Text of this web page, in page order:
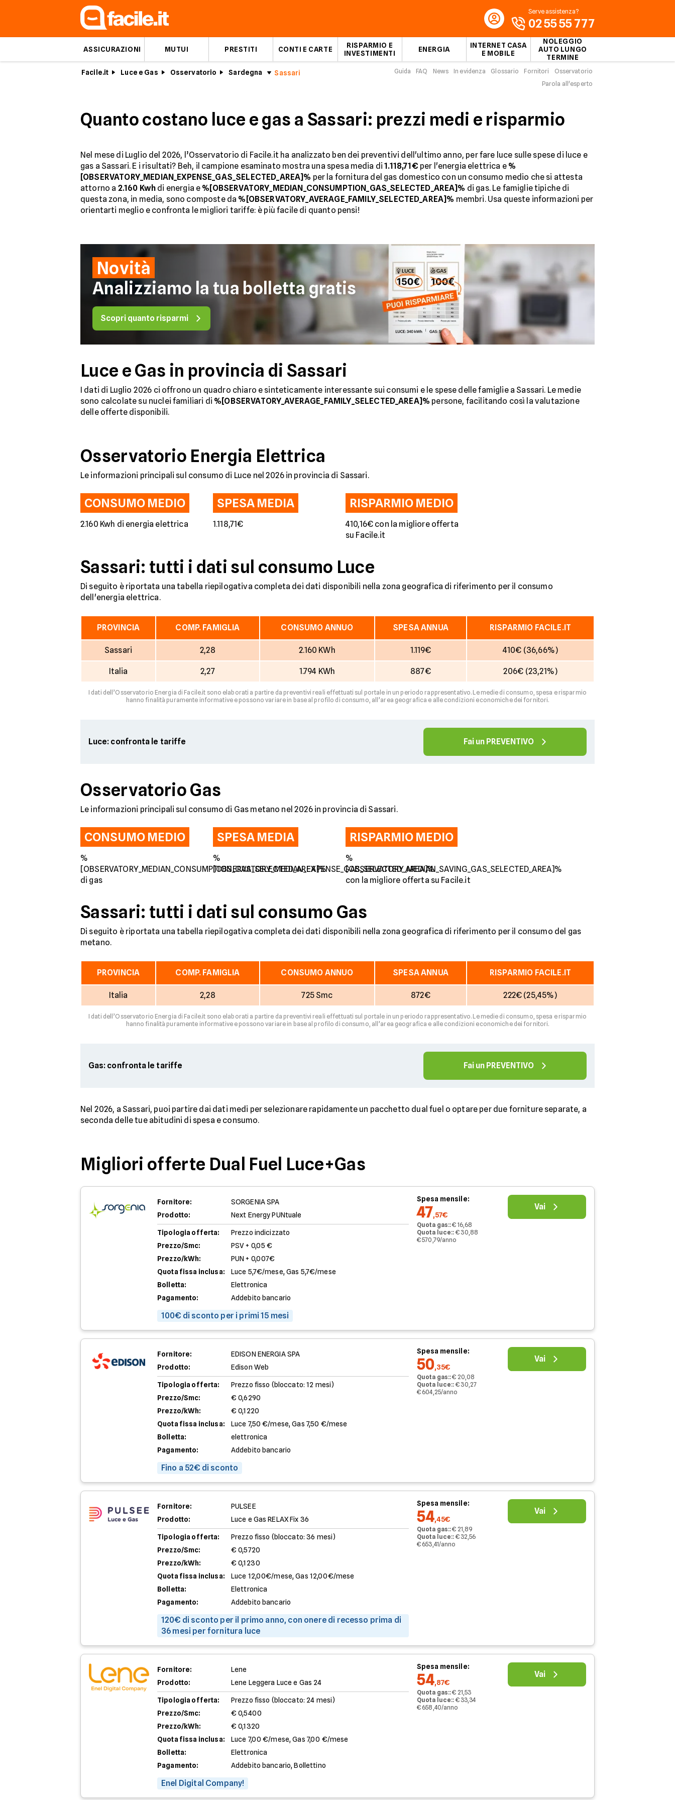
ASSICURAZIONI MUTUI PRESTITI CONTI E CARTE
RISPARMIO E
INVESTIMENTI
ENERGIA
INTERNET CASA
E MOBILE
NOLEGGIO
AUTO LUNGO
TERMINE
Serve assistenza?
02 55 55 777
Facile.it Luce e Gas Osservatorio Sardegna Sassari Guida FAQ News In evidenza Glossario Fornitori
Osservatorio
Parola all'esperto
Quanto costano luce e gas a Sassari: prezzi medi e risparmio
Nel mese di Luglio del 2026, l’Osservatorio di Facile.it ha analizzato ben dei preventivi dell'ultimo anno, per fare luce sulle spese di luce e
gas a Sassari. E i risultati? Beh, il campione esaminato mostra una spesa media di1.118,71€ per l'energia elettrica e %
[OBSERVATORY_MEDIAN_EXPENSE_GAS_SELECTED_AREA]% per la fornitura del gas domestico con un consumo medio che si attesta
attorno a 2.160 Kwh di energia e %[OBSERVATORY_MEDIAN_CONSUMPTION_GAS_SELECTED_AREA]% di gas. Le famiglie tipiche di
questa zona, in media, sono composte da %[OBSERVATORY_AVERAGE_FAMILY_SELECTED_AREA]% membri. Usa queste informazioni per
orientarti meglio e confronta le migliori tariffe: è più facile di quanto pensi!
Novità
Analizziamo la tua bolletta gratis
Scopri quanto risparmi
Luce e Gas in provincia di Sassari
I dati di Luglio 2026 ci offrono un quadro chiaro e sinteticamente interessante sui consumi e le spese delle famiglie a Sassari. Le medie
sono calcolate su nuclei familiari di %[OBSERVATORY_AVERAGE_FAMILY_SELECTED_AREA]% persone, facilitando così la valutazione
delle offerte disponibili.
Osservatorio Energia Elettrica
Le informazioni principali sul consumo di Luce nel 2026 in provincia di Sassari.
CONSUMO MEDIO
2.160 Kwh di energia elettrica
SPESA MEDIA
1.118,71€
RISPARMIO MEDIO
410,16€ con la migliore offerta
su Facile.it
Sassari: tutti i dati sul consumo Luce
Di seguito è riportata una tabella riepilogativa completa dei dati disponibili nella zona geografica di riferimento per il consumo
dell'energia elettrica.
PROVINCIA COMP. FAMIGLIA CONSUMO ANNUO SPESA ANNUA RISPARMIO FACILE.IT
Sassari 2,28 2.160 KWh 1.119€ 410€ (36,66%)
Italia 2,27 1.794 KWh 887€ 206€ (23,21%)
I dati dell’Osservatorio Energia di Facile.it sono elaborati a partire da preventivi reali effettuati sul portale in un periodo rappresentativo. Le medie di consumo, spesa e risparmio
hanno finalità puramente informative e possono variare in base al profilo di consumo, all’area geografica e alle condizioni economiche dei fornitori.
Luce: confronta le tariffe Fai un PREVENTIVO
Osservatorio Gas
Le informazioni principali sul consumo di Gas metano nel 2026 in provincia di Sassari.
CONSUMO MEDIO
%
[OBSERVATORY_MEDIAN_CONSUMPTION_GAS_SELECTED_AREA]%
di gas
SPESA MEDIA
%
[OBSERVATORY_MEDIAN_EXPENSE_GAS_SELECTED_AREA]%
RISPARMIO MEDIO
%
[OBSERVATORY_MEDIAN_SAVING_GAS_SELECTED_AREA]%
con la migliore offerta su Facile.it
Sassari: tutti i dati sul consumo Gas
Di seguito è riportata una tabella riepilogativa completa dei dati disponibili nella zona geografica di riferimento per il consumo del gas
metano.
PROVINCIA COMP. FAMIGLIA CONSUMO ANNUO SPESA ANNUA RISPARMIO FACILE.IT
Italia 2,28 725 Smc 872€ 222€ (25,45%)
I dati dell’Osservatorio Energia di Facile.it sono elaborati a partire da preventivi reali effettuati sul portale in un periodo rappresentativo. Le medie di consumo, spesa e risparmio
hanno finalità puramente informative e possono variare in base al profilo di consumo, all’area geografica e alle condizioni economiche dei fornitori.
Gas: confronta le tariffe Fai un PREVENTIVO
Nel 2026, a Sassari, puoi partire dai dati medi per selezionare rapidamente un pacchetto dual fuel o optare per due forniture separate, a
seconda delle tue abitudini di spesa e consumo.
Migliori offerte Dual Fuel Luce+Gas
Fornitore:
SORGENIA SPA
Prodotto:
Next Energy PUNtuale
Tipologia offerta:
Prezzo indicizzato
Prezzo/Smc:
PSV + 0,05 €
Prezzo/kWh:
PUN + 0,007€
Quota fissa inclusa:
Luce 5,7€/mese, Gas 5,7€/mese
Bolletta:
Elettronica
Pagamento:
Addebito bancario
100€ di sconto per i primi 15 mesi
Spesa mensile:
47,57€
Quota gas::€ 16,68
Quota luce::€ 30,88
€ 570,79/anno
Vai
Fornitore:
EDISON ENERGIA SPA
Prodotto:
Edison Web
Tipologia offerta:
Prezzo fisso (bloccato: 12 mesi)
Prezzo/Smc:
€ 0,6290
Prezzo/kWh:
€ 0,1220
Quota fissa inclusa:
Luce 7,50 €/mese, Gas 7,50 €/mese
Bolletta:
elettronica
Pagamento:
Addebito bancario
Fino a 52€ di sconto
Spesa mensile:
50,35€
Quota gas::€ 20,08
Quota luce::€ 30,27
€ 604,25/anno
Vai
Fornitore:
PULSEE
Prodotto:
Luce e Gas RELAX Fix 36
Tipologia offerta:
Prezzo fisso (bloccato: 36 mesi)
Prezzo/Smc:
€ 0,5720
Prezzo/kWh:
€ 0,1230
Quota fissa inclusa:
Luce 12,00€/mese, Gas 12,00€/mese
Bolletta:
Elettronica
Pagamento:
Addebito bancario
120€ di sconto per il primo anno, con onere di recesso prima di
36 mesi per fornitura luce
Spesa mensile:
54,45€
Quota gas::€ 21,89
Quota luce::€ 32,56
€ 653,41/anno
Vai
Fornitore:
Lene
Prodotto:
Lene Leggera Luce e Gas 24
Tipologia offerta:
Prezzo fisso (bloccato: 24 mesi)
Prezzo/Smc:
€ 0,5400
Prezzo/kWh:
€ 0,1320
Quota fissa inclusa:
Luce 7,00 €/mese, Gas 7,00 €/mese
Bolletta:
Elettronica
Pagamento:
Addebito bancario, Bollettino
Enel Digital Company!
Spesa mensile:
54,87€
Quota gas::€ 21,53
Quota luce::€ 33,34
€ 658,40/anno
Vai